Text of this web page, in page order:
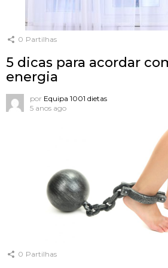
0 Partilhas
5 dicas para acordar
energia
por Equipa 1001 dietas
5 anos ago
0 Partilhas